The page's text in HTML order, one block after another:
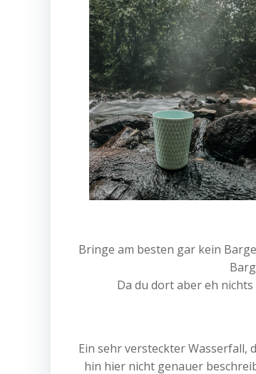
Bringe am besten gar kein
Da du dort aber eh
Ein sehr versteckter Wasserfall,
hin hier nicht genauer